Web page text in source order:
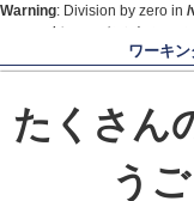
Warning: Division by zero in /
content/themes/fair/index.php
ワーキ
たくさん
う